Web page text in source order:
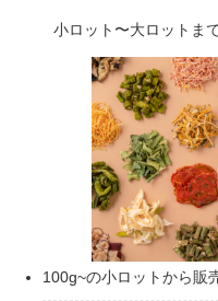
小ロット〜大ロットま
100g~の小ロットから販